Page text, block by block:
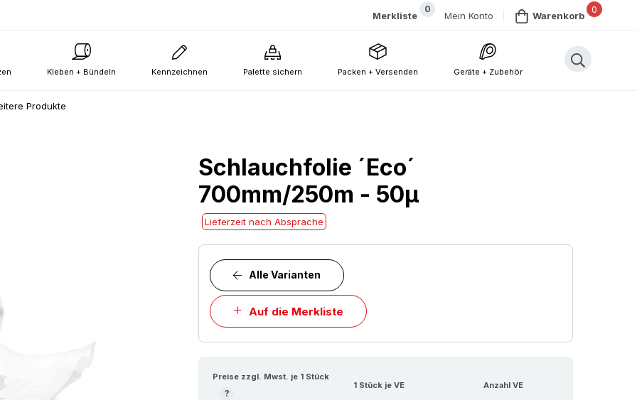
0
Merkliste Mein Konto
0
Warenkorb
Kleben + Bündeln Kennzeichnen Palette sichern Packen + Versenden Geräte + Zubehör
Produkte
Schlauchfolie ´Eco´
700mm/250m - 50µ
Lieferzeit nach Absprache
Auf die Merkliste
Alle Varianten
Preise zzgl. Mwst. je 1 Stück
?
1 Stück je VE Anzahl VE